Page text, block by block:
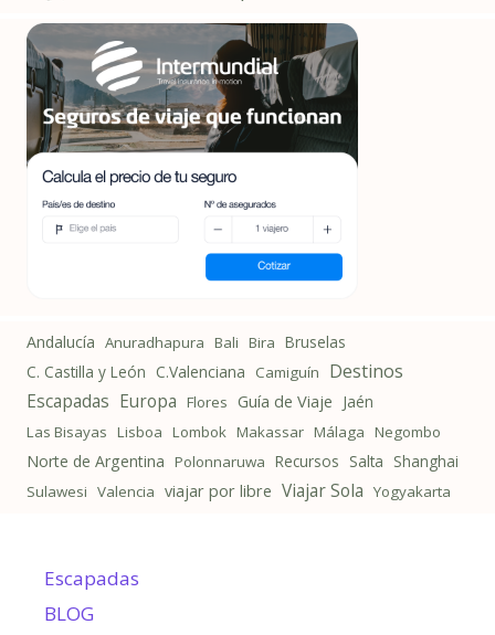
Andalucía Anuradhapura Bali Bira Bruselas
C. Castilla y León C.Valenciana Camiguín Destinos
Escapadas Europa Flores Guía de Viaje Jaén
Las Bisayas Lisboa Lombok Makassar Málaga Negombo
Norte de Argentina Polonnaruwa Recursos Salta Shanghai
Sulawesi Valencia viajar por libre Viajar Sola Yogyakarta
Escapadas
BLOG